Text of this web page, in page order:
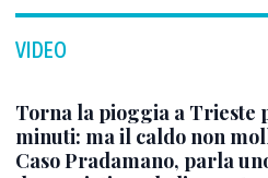
VIDEO
Torna la pioggia a Trieste
minuti: ma il caldo non
Caso Pradamano, parla